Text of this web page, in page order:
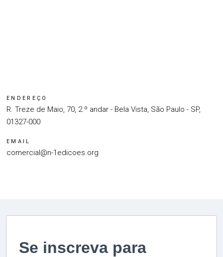
ENDEREÇO
R. Treze de Maio, 70, 2.º andar - Bela Vista, São Paulo - SP,
01327-000
EMAIL
comercial@n-1edicoes.org
Se inscreva para